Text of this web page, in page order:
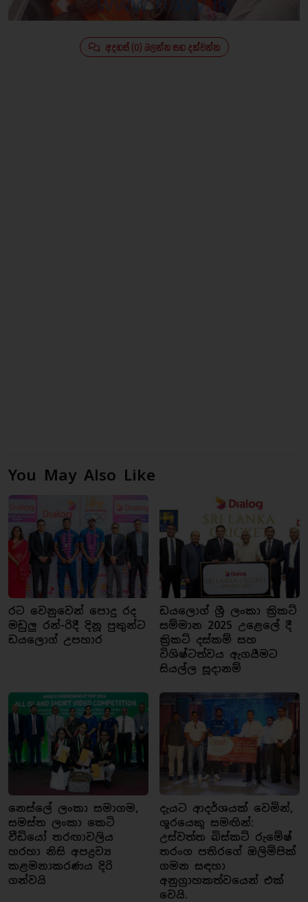
අදහස් (0) බලන්න සහ දක්වන්න
You May Also Like
රට වෙනුවෙන් පොදු රද
මඩුලු රන්-රිදී දිනූ පුතුන්ට
ඩයලොග් උපහාර
ඩයලොග් ශ්‍රී ලංකා ක්‍රිකට්
සම්මාන 2025 උළෙලේ දී
ක්‍රිකට් දස්කම් සහ
විශිෂ්ටත්වය ඇගයීමට
සියල්ල සූදානම්
නෙස්ලේ ලංකා සමාගම,
සමස්ත ලංකා කෙටි
වීඩියෝ තරඟාවලිය
හරහා නිසි අපද්‍රව්‍ය
කළමනාකරණය දිරි
ගන්වයි
දැයට ආදර්ශයක් වෙමින්,
ශූරයෙකු සමඟින්:
උස්වත්ත බිස්කට් රුමේෂ්
තරංග පතිරගේ ඔලිම්පික්
ගමන සඳහා
අනුග්‍රාහකත්වයෙන් එක්
වෙයි.